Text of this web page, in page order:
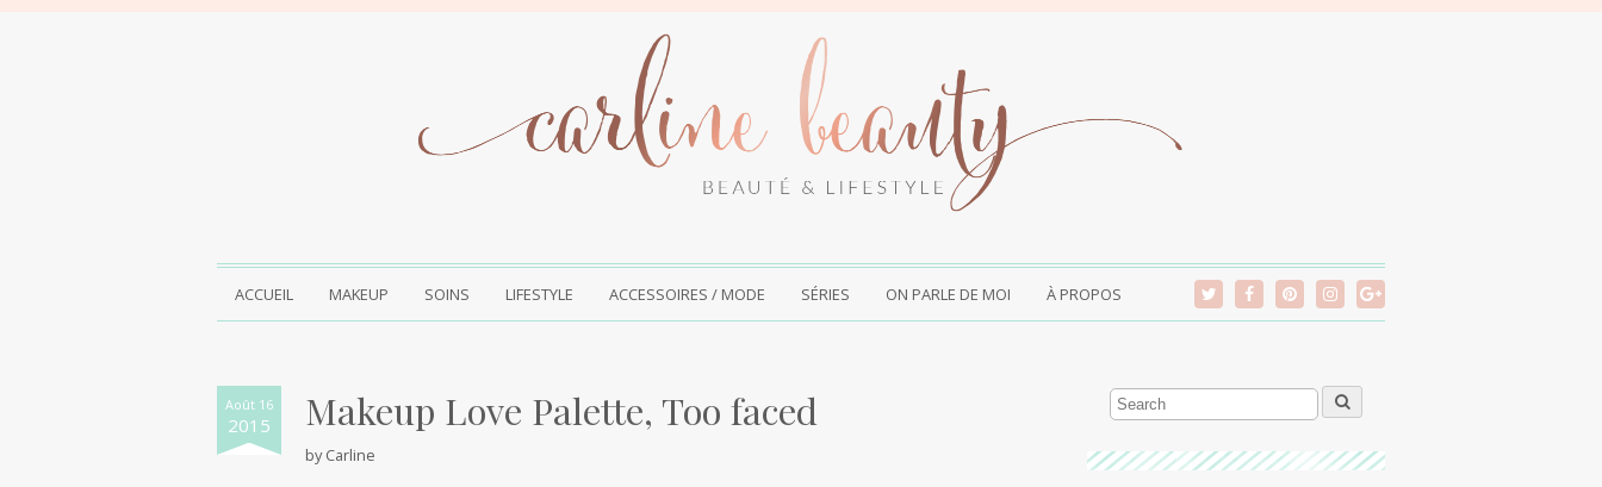
ACCUEIL MAKEUP SOINS LIFESTYLE ACCESSOIRES / MODE SÉRIES ON PARLE DE MOI À PROPOS
Août 16
2015 Makeup Love Palette, Too faced
byCarline